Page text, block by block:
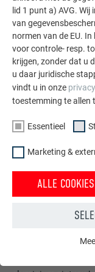
Daken, gevels,
lid 1 punt a) AVG.
van
normen van de EU.
voor controle- resp.
krijgen, zonder dat u
u daar juridische
vindt u in onze
toestemming te allen
Essentieel
Marketing &
ALLE